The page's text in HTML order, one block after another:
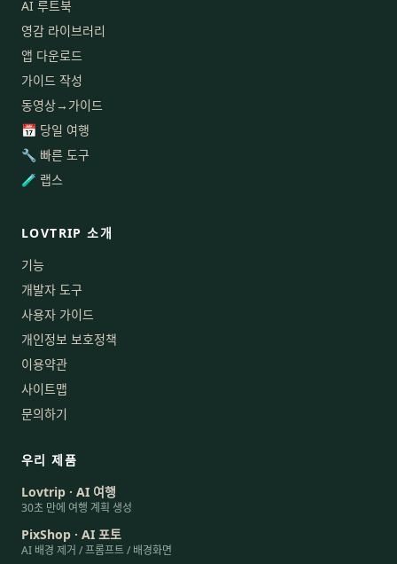
AI 루트북
영감 라이브러리
앱 다운로드
가이드 작성
동영상→가이드
📅 당일 여행
🔧 빠른 도구
🧪 랩스
LOVTRIP 소개
기능
개발자 도구
사용자 가이드
개인정보 보호정책
이용약관
사이트맵
문의하기
우리 제품
Lovtrip · AI 여행
30초 만에 여행 계획 생성
PixShop · AI 포토
AI 배경 제거 / 프롬프트 / 배경화면